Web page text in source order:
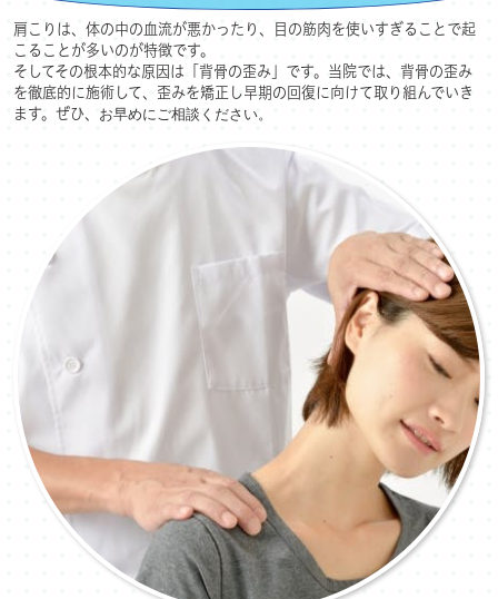
肩こりは、体の中の血流が悪かったり、目の筋肉を使いすぎることで起
こることが多いのが特徴です。
そしてその根本的な原因は「背骨の歪み」です。当院では、背骨の歪み
を徹底的に施術して、歪みを矯正し早期の回復に向けて取り組んでいき
ます。ぜひ、 お早めにご相談ください。